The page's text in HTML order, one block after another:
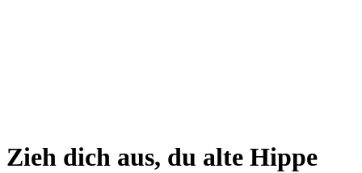
Zieh dich aus, du alte Hippe